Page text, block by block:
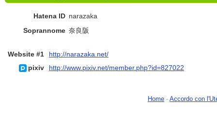
Hatena ID narazaka
Soprannome 奈良阪
Website #1
http://narazaka.net/
pixiv
http://www.pixiv.net/member.php?id=827022
Home - Accordo con